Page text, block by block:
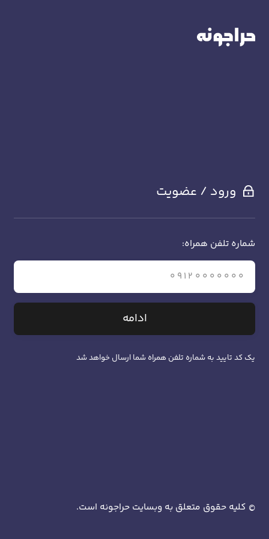
ورود / عضویت
شماره تلفن همراه:
ادامه
یک کد تایید به شماره تلفن همراه شما ارسال خواهد شد
© کلیه حقوق متعلق به وبسایت حراجونه است.